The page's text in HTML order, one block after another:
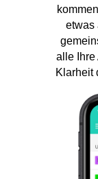
etwas
alle Ihre
Klarheit